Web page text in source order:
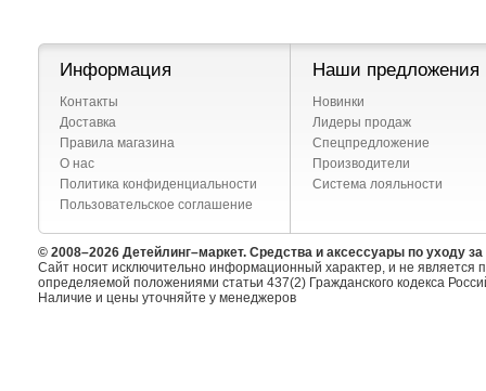
Информация
Контакты
Доставка
Правила магазина
О нас
Политика конфиденциальности
Пользовательское соглашение
Наши предложения
Новинки
Лидеры продаж
Спецпредложение
Производители
Система лояльности
© 2008–2026 Детейлинг–маркет. Средства и аксессуары по уходу
Сайт носит исключительно информационный характер, и не является
определяемой положениями статьи 437(2) Гражданского кодекса
Наличие и цены уточняйте у менеджеров